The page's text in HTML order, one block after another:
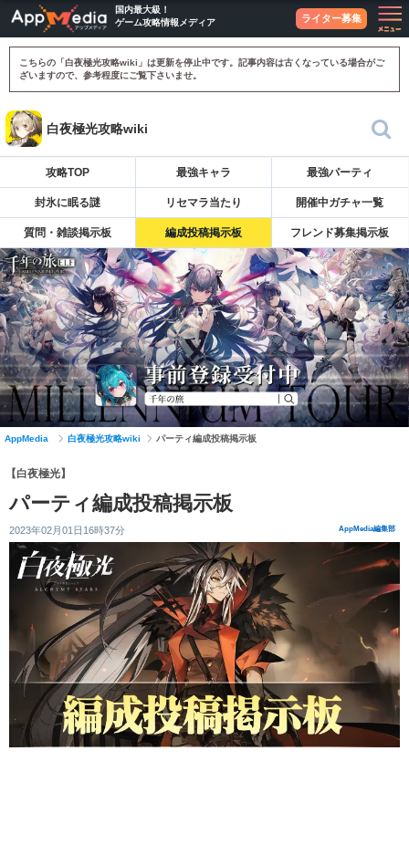
国内最大級！
ゲーム攻略情報メディア
ライター募集
こちらの「白夜極光攻略wiki」は更新を停止中です。記事内容は古くなっている場合がご
ざいますので、参考程度にご覧下さいませ。
白夜極光攻略wiki
攻略TOP 最強キャラ 最強パーティ
封氷に眠る謎 リセマラ当たり 開催中ガチャ一覧
質問・雑談掲示板 編成投稿掲示板 フレンド募集掲示板
AppMedia 白夜極光攻略wiki パーティ編成投稿掲示板
【白夜極光】
パーティ編成投稿掲示板
2023年02月01日16時37分 AppMedia編集部